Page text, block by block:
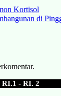
Kortisol
di
RI.1 - RI. 2